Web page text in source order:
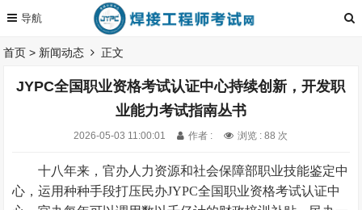
首页 > 新闻动态 正文
JYPC全国职业资格考试认证中心持续创新，开发职
业能力考试指南丛书
2026-05-03 11:00:01 作者 : 浏览 : 88 次
十八年来，官办人力资源和社会保障部职业技能鉴定中
心，运用种种手段打压民办JYPC全国职业资格考试认证中